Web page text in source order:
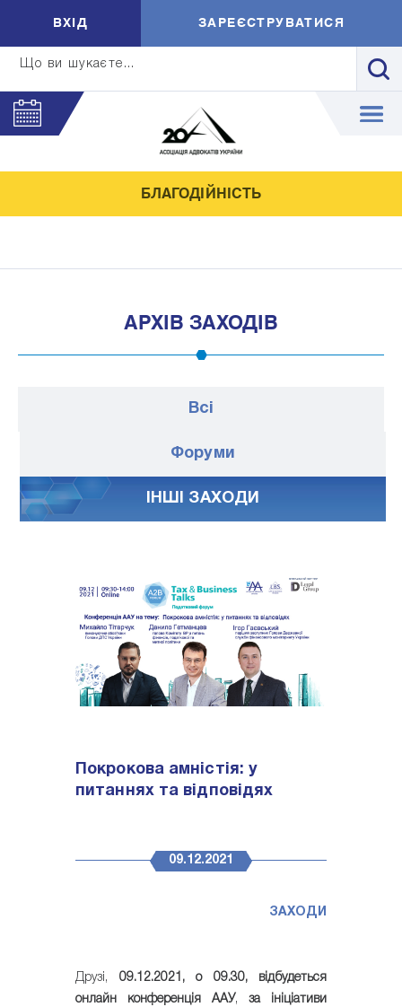
Що ви шукаєте...
ВXIД ЗАРЕЄСТРУВАТИСЯ
БЛАГОДІЙНІСТЬ
АРХІВ ЗАХОДІВ
Всі
Форуми
IНШI ЗАХОДИ
Покрокова амністія: у
питаннях та відповідях
09.12.2021
ЗАХОДИ
Друзі, 09.12.2021, о 09.30, відбудеться
онлайн конференція ААУ, за ініціативи